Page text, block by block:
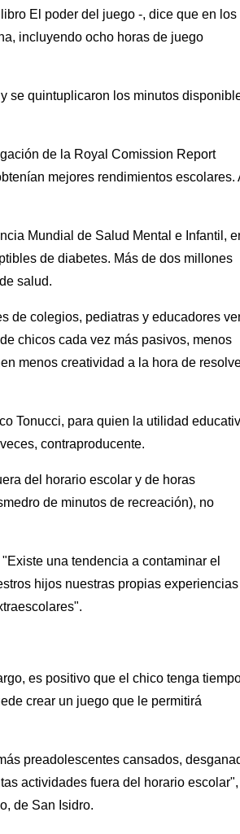
El poder del juego -, dice que en los
incluyendo ocho horas de juego
se quintuplicaron los minutos
de la Royal Comission Report
mejores rendimientos escolares.
Mundial de Salud Mental e Infantil,
de diabetes. Más de dos millones
salud.
de colegios, pediatras y educadores
chicos cada vez más pasivos, menos
menos creatividad a la hora de
Tonucci, para quien la utilidad
contraproducente.
del horario escolar y de horas
de minutos de recreación), no
una tendencia a contaminar el
hijos nuestras propias
es positivo que el chico tenga
crear un juego que le permitirá
preadolescentes cansados,
actividades fuera del horario escolar",
de San Isidro.